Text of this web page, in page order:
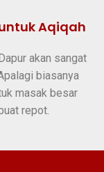
Aqiqah
akan sangat
biasanya
masak besar
repot.